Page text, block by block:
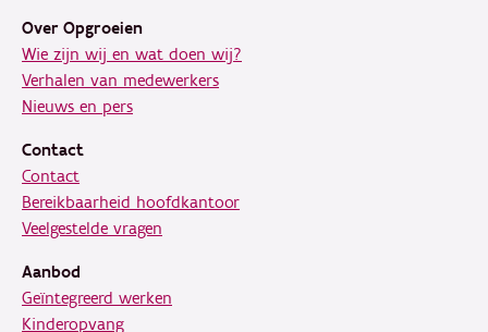
Over Opgroeien
Wie zijn wij en wat doen wij?
Verhalen van medewerkers
Nieuws en pers
Contact
Contact
Bereikbaarheid hoofdkantoor
Veelgestelde vragen
Aanbod
Geïntegreerd werken
Kinderopvang